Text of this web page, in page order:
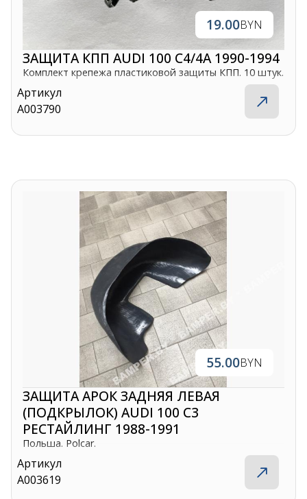
19.00BYN
ЗАЩИТА КПП AUDI 100 C4/4A 1990-1994
Комплект крепежа пластиковой защиты КПП. 10 штук.
Артикул
A003790
55.00BYN
ЗАЩИТА АРОК ЗАДНЯЯ ЛЕВАЯ
(ПОДКРЫЛОК) AUDI 100 C3
РЕСТАЙЛИНГ 1988-1991
Польша. Polcar.
Артикул
A003619